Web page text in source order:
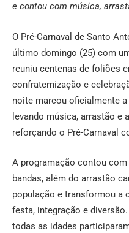
e contou com música,
O Pré-Carnaval de Santo
último domingo (25) com
reuniu centenas de foliões
confraternização e
noite marcou oficialmente
levando música, arrastão e
reforçando o Pré-Carnaval
A programação contou
bandas, além do arrastão
população e transformou a
festa, integração e
todas as idades